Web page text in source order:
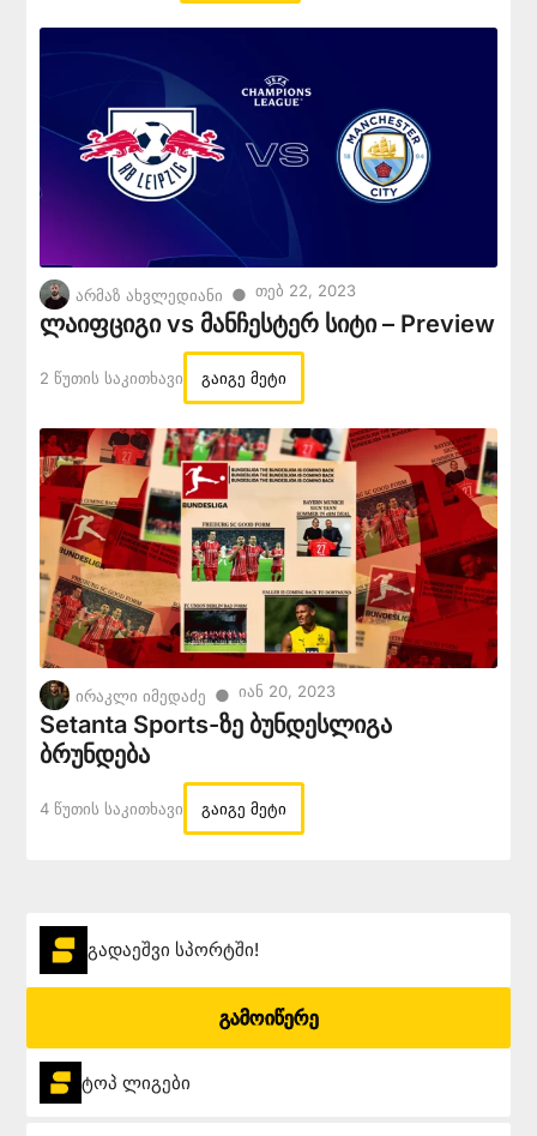
არმაზ ახვლედიანი ● Თებ 22, 2023
ლაიფციგი vs მანჩესტერ სიტი – Preview
2 Წუთის Საკითხავი გაიგე მეტი
ირაკლი იმედაძე ● Იან 20, 2023
Setanta Sports-ზე ბუნდესლიგა
ბრუნდება
4 Წუთის Საკითხავი გაიგე მეტი
გადაეშვი სპორტში!
გამოიწერე
ტოპ ლიგები